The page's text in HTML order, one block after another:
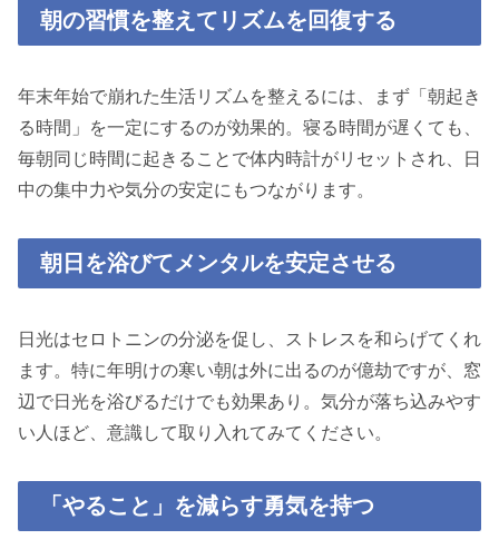
朝の習慣を整えてリズムを回復する
年末年始で崩れた生活リズムを整えるには、まず「朝起き
る時間」を一定にするのが効果的。寝る時間が遅くても、
毎朝同じ時間に起きることで体内時計がリセットされ、日
中の集中力や気分の安定にもつながります。
朝日を浴びてメンタルを安定させる
日光はセロトニンの分泌を促し、ストレスを和らげてくれ
ます。特に年明けの寒い朝は外に出るのが億劫ですが、窓
辺で日光を浴びるだけでも効果あり。気分が落ち込みやす
い人ほど、意識して取り入れてみてください。
「やること」を減らす勇気を持つ